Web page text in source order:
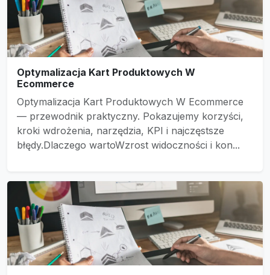
Optymalizacja Kart Produktowych W
Ecommerce
Optymalizacja Kart Produktowych W Ecommerce
— przewodnik praktyczny. Pokazujemy korzyści,
kroki wdrożenia, narzędzia, KPI i najczęstsze
błędy.Dlaczego wartoWzrost widoczności i kon...